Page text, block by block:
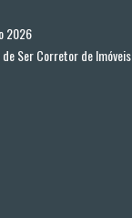
2026
Ser Corretor de Imóveis